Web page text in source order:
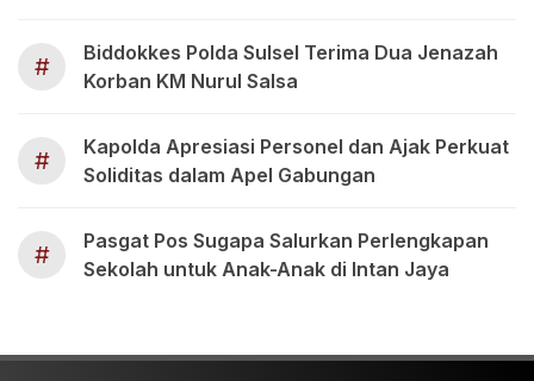
#
Biddokkes Polda Sulsel Terima Dua Jenazah
Korban KM Nurul Salsa
#
Kapolda Apresiasi Personel dan Ajak Perkuat
Soliditas dalam Apel Gabungan
#
Pasgat Pos Sugapa Salurkan Perlengkapan
Sekolah untuk Anak-Anak di Intan Jaya